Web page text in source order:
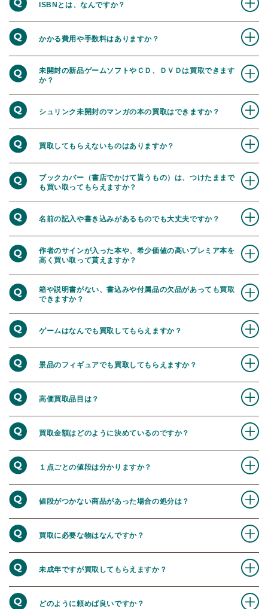
ISBNとは、なんですか？
かかる費用や手数料はありますか？
未開封の新品ゲームソフトやＣＤ、ＤＶＤは買取できます
か？
シュリンク未開封のマンガの本の買取はできますか？
買取してもらえないものはありますか？
ブックカバー（書店でかけて貰うもの）は、つけたままで
も買い取ってもらえますか？
名前の記入や書き込みがあるものでも大丈夫ですか？
作者のサインが入った本や、希少価値の高いプレミア本を
高く買い取って貰えますか？
箱や説明書がない、書込みや付属品の欠品があっても買取
できますか？
ゲームはなんでも買取してもらえますか？
景品のフィギュアでも買取してもらえますか？
高価買取品目は？
買取金額はどのように決めているのですか？
１点ごとの値段は分かりますか？
値段がつかない商品があった場合の処分は？
買取に必要な物はなんですか？
未成年ですが買取してもらえますか？
どのように頼めば良いですか？